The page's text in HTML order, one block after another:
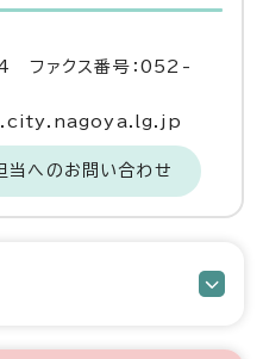
ァクス番号：052-
当へのお問い合わせ